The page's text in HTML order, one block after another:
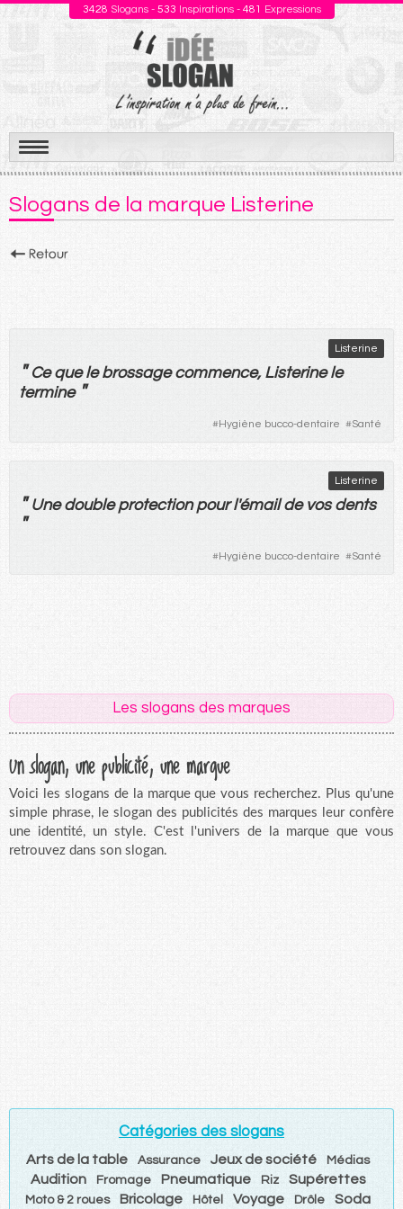
3428 Slogans - 533 Inspirations - 481 Expressions
Aller
au
contenu
Slogans de la marque Listerine
Listerine
" Ce que le brossage commence, Listerinele
termine "
#Hygiène bucco-dentaire #Santé
Listerine
" Une double protection pourl'émail de vos dents
"
#Hygiène bucco-dentaire #Santé
Les slogans des marques
Un slogan, une publicité, une marque
Voici les slogans de la marque que vous recherchez. Plus qu'une
simple phrase, le slogan des publicités des marques leur confère
une identité, un style. C'est l'univers de la marque que vous
retrouvez dans son slogan.
Catégories des slogans
Arts de la table Assurance Jeux de société Médias
Audition Fromage Pneumatique Riz Supérettes
Moto & 2 roues Bricolage Hôtel Voyage Drôle Soda